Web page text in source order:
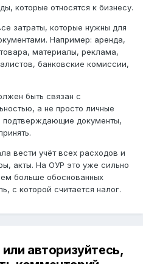
которые относятся к бизнесу.
затраты, которые нужны для
Например: аренда,
материалы, реклама,
банковские комиссии,
быть связан с
а не просто личные
подтверждающие документы,
вести учёт всех расходов и
акты. На ОУР это уже сильно
больше обоснованных
с которой считается налог.
авторизуйтесь,